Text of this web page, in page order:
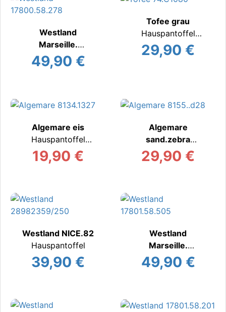
Westland
Marseille.
Hauspantoffel
49,90 €
Tofee grau
Hauspantoffel
warm
29,90 €
Algemare eis
Hauspantoffel
warm
19,90 €
Algemare
sand.zebra
Hauspantoffel
warm
29,90 €
Westland NICE.82
Hauspantoffel
39,90 €
Westland
Marseille.
Hauspantoffel
49,90 €